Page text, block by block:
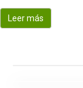
Leer más